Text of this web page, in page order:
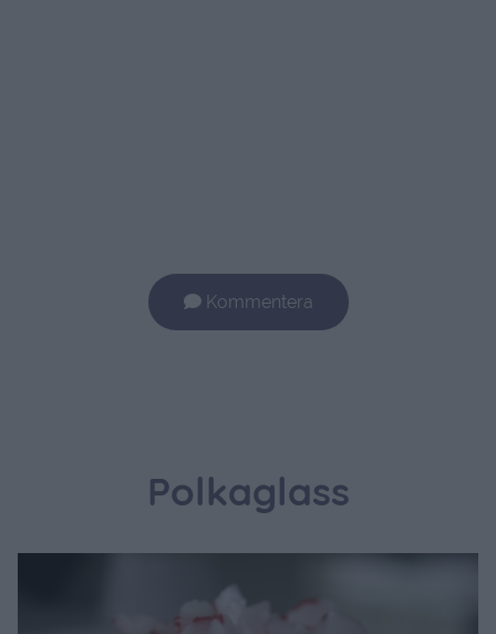
Kommentera
Polkaglass